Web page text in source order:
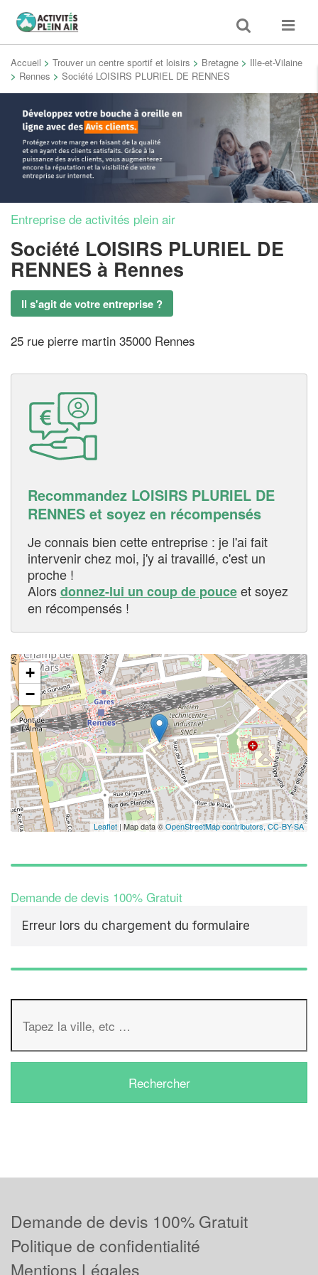
Toggle
search
Toggle
Accueil > Trouver un centre sportif et loisirs > Bretagne > Ille-et-Vilaine
> Rennes > Société LOISIRS PLURIEL DE RENNES
Entreprise de activités plein air
Société LOISIRS PLURIEL DE
RENNES à Rennes
Il s'agit de votre entreprise ?
25 rue pierre martin 35000 Rennes
Recommandez LOISIRS PLURIEL DE
RENNES et soyez en récompensés
Je connais bien cette entreprise : je l'ai fait
intervenir chez moi, j'y ai travaillé, c'est un
proche !
Alorsdonnez-lui un coup de pouceet soyez
en récompensés !
+
−
Leaflet | Map data ©OpenStreetMap contributors,CC-BY-SA
Demande de devis 100% Gratuit
Erreur lors du chargement du formulaire
Demande de devis 100% Gratuit
Politique de confidentialité
Mentions Légales